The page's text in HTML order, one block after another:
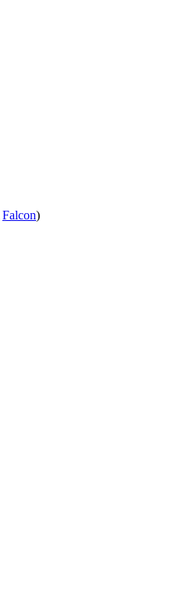
Falcon)